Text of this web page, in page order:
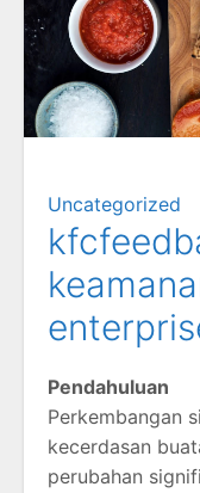
Uncategorized
Pendahuluan
Perkembangan
kecerdasan
perubahan